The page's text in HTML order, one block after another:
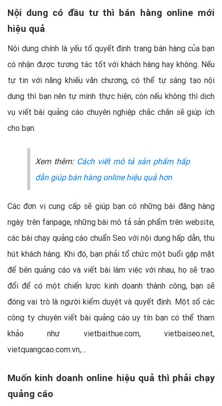
Nội dung có đầu tư thì bán hàng online mới
hiệu quả
Nội dung chính là yếu tố quyết định trang bán hàng của bạn
có nhận được tương tác tốt với khách hàng hay không. Nếu
tự tin với năng khiếu văn chương, có thể tự sáng tạo nội
dung thì bạn nên tự mình thực hiện, còn nếu không thì dịch
vụ viết bài quảng cáo chuyên nghiệp chắc chắn sẽ giúp ích
cho bạn.
Xem thêm: Cách viết mô tả sản phẩm hấp
dẫn giúp bán hàng online hiệu quả hơn
Các đơn vị cung cấp sẽ giúp bạn có những bài đăng hàng
ngày trên fanpage, những bài mô tả sản phẩm trên website,
các bài chạy quảng cáo chuẩn Seo với nội dung hấp dẫn, thu
hút khách hàng. Khi đó, bạn phải tổ chức một buổi gặp mặt
để bên quảng cáo và viết bài làm việc với nhau, họ sẽ trao
đổi để có một chiến lược kinh doanh thành công, bạn sẽ
đóng vai trò là người kiểm duyệt và quyết định. Một số các
công ty chuyên viết bài quảng cáo uy tín bạn có thể tham
khảo như vietbaithue.com, vietbaiseo.net,
vietquangcao.com.vn,…
Muốn kinh doanh online hiệu quả thì phải chạy
quảng cáo